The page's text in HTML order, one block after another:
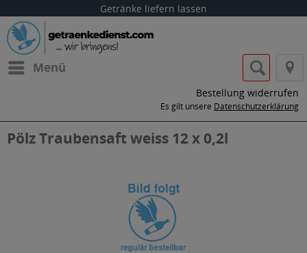
Getränke liefern lassen
Menü
Bestellung widerrufen
Es gilt unsere Datenschutzerklärung
Pölz Traubensaft weiss 12 x 0,2l